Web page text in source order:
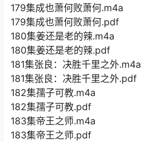
179集成也萧何败萧何.m4a
179集成也萧何败萧何.pdf
180集姜还是老的辣.m4a
180集姜还是老的辣.pdf
181集张良：决胜千里之外.m4a
181集张良：决胜千里之外.pdf
182集孺子可教.m4a
182集孺子可教.pdf
183集帝王之师.m4a
183集帝王之师.pdf